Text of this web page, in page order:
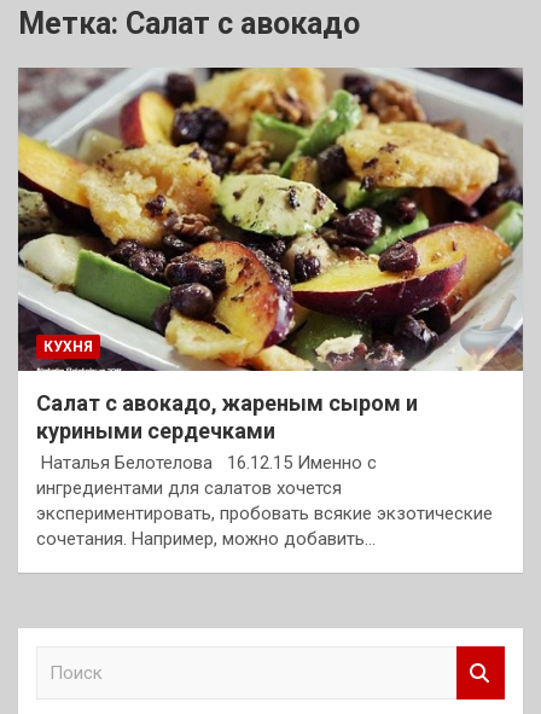
Метка: Салат с авокадо
КУХНЯ
Салат с авокадо, жареным сыром и
куриными сердечками
Наталья Белотелова 16.12.15 Именно с
ингредиентами для салатов хочется
экспериментировать, пробовать всякие экзотические
сочетания. Например, можно добавить…